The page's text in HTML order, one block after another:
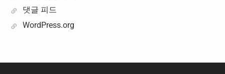
댓글 피드
WordPress.org